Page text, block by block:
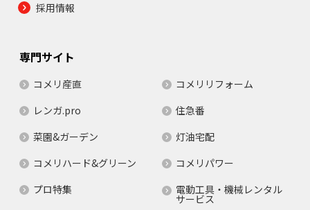
採用情報
専門サイト
コメリ産直
コメリリフォーム
レンガ.pro
住急番
菜園&ガーデン
灯油宅配
コメリハード&グリーン
コメリパワー
プロ特集
電動工具・機械レンタル
サービス